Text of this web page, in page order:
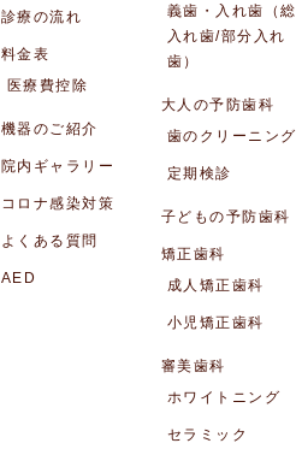
診療の流れ
料金表
医療費控除
機器のご紹介
院内ギャラリー
コロナ感染対策
よくある質問
AED
義歯・入れ歯（総
入れ歯/部分入れ
歯）
大人の予防歯科
歯のクリーニング
定期検診
子どもの予防歯科
矯正歯科
成人矯正歯科
小児矯正歯科
審美歯科
ホワイトニング
セラミック